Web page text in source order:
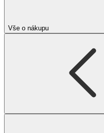
Vše o nákupu